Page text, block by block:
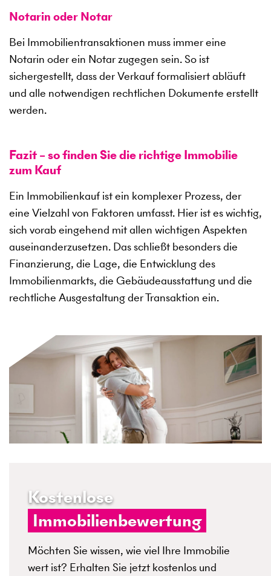
Notarin oder Notar
Bei Immobilientransaktionen muss immer eine
Notarin oder ein Notar zugegen sein. So ist
sichergestellt, dass der Verkauf formalisiert abläuft
und alle notwendigen rechtlichen Dokumente erstellt
werden.
Fazit – so finden Sie die richtige Immobilie
zum Kauf
Ein Immobilienkauf ist ein komplexer Prozess, der
eine Vielzahl von Faktoren umfasst. Hier ist es wichtig,
sich vorab eingehend mit allen wichtigen Aspekten
auseinanderzusetzen. Das schließt besonders die
Finanzierung, die Lage, die Entwicklung des
Immobilienmarkts, die Gebäudeausstattung und die
rechtliche Ausgestaltung der Transaktion ein.
Kostenlose
Immobilienbewertung
Möchten Sie wissen, wie viel Ihre Immobilie
wert ist? Erhalten Sie jetzt kostenlos und